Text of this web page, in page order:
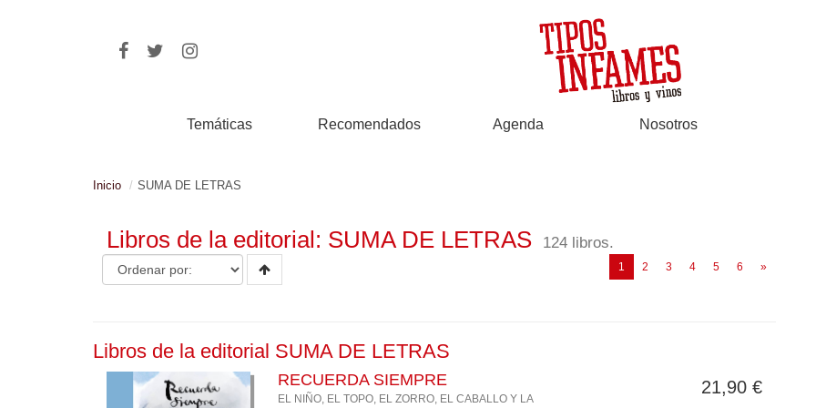
Temáticas Recomendados Agenda Nosotros
Inicio SUMA DE LETRAS
Libros de la editorial: SUMA DE LETRAS 124 libros.
1 (current)
2 3 4 5 6 »
Libros de la editorial SUMA DE LETRAS
RECUERDA SIEMPRE
EL NIÑO, EL TOPO, EL ZORRO, EL CABALLO Y LA
21,90 €